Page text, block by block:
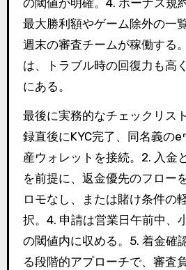
最大勝利額やゲーム除外の一
週末の審査チームが稼働する
は、トラブル時の回復力も高
にある。
最後に実務的なチェックリス
録直後にKYC完了、同名義の
産ウォレットを接続。2. 入金
を前提に、返金優先のフロー
ロモなし、または賭け条件の
択。4. 申請は営業日午前中、
の閾値内に収める。5. 着金確
る段階的アプローチで、審査